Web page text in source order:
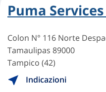
Puma Services
Colon N° 116 Norte
Tamaulipas 89000
Tampico (42)
Indicazioni